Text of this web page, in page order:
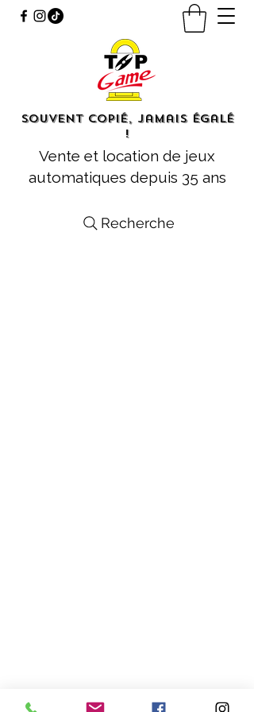
Souvent copié, jamais égalé
!
Vente et location de jeux
automatiques depuis 35 ans
Recherche